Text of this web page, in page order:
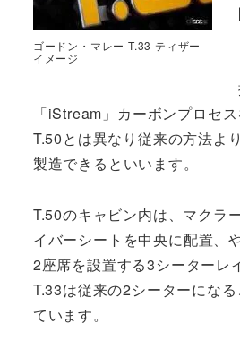
ゴードン・マレー T.33 ティザー
イメージ
「iStream」カーボンプロセス
T.50とは異なり従来の方法よ
製造できるといいます。
T.50のキャビン内は、マクラ
イバーシートを中央に配置、
2座席を設置する3シーターレ
T.33は従来の2シーターにな
ています。